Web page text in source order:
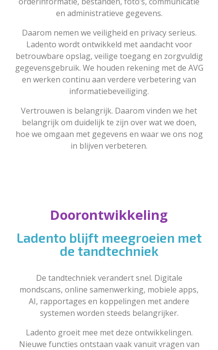
en administratieve gegevens.
Daarom nemen we veiligheid en privacy serieus.
Ladento wordt ontwikkeld met aandacht voor
betrouwbare opslag, veilige toegang en zorgvuldig
gegevensgebruik. We houden rekening met de AVG
en werken continu aan verdere verbetering van
informatiebeveiliging.
Vertrouwen is belangrijk. Daarom vinden we het
belangrijk om duidelijk te zijn over wat we doen,
hoe we omgaan met gegevens en waar we ons nog
in blijven verbeteren.
Doorontwikkeling
Ladento blijft meegroeien met
de tandtechniek
De tandtechniek verandert snel. Digitale
mondscans, online samenwerking, mobiele apps,
AI, rapportages en koppelingen met andere
systemen worden steeds belangrijker.
Ladento groeit mee met deze ontwikkelingen.
Nieuwe functies ontstaan vaak vanuit vragen van